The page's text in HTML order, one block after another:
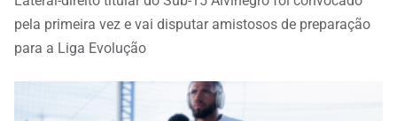
pela primeira vez e vai disputar amistosos de preparação
para a Liga Evolução